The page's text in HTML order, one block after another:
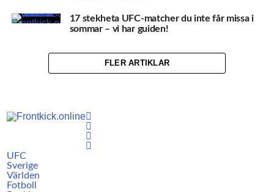
17 stekheta UFC-matcher du inte får missa i
sommar – vi har guiden!
FLER ARTIKLAR
UFC
Sverige
Världen
Fotboll